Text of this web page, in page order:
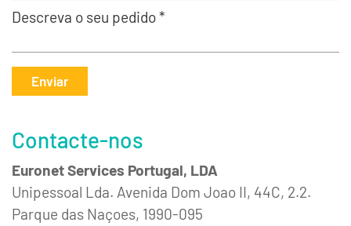
Descreva o seu pedido *
Enviar
Contacte-nos
Euronet Services Portugal, LDA
Unipessoal Lda. Avenida Dom Joao II, 44C, 2.2.
Parque das Naçoes, 1990-095